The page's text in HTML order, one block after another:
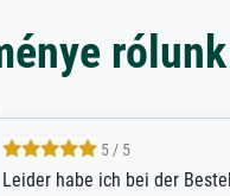
rólunk
5 / 5
The team at Meisterdrucke